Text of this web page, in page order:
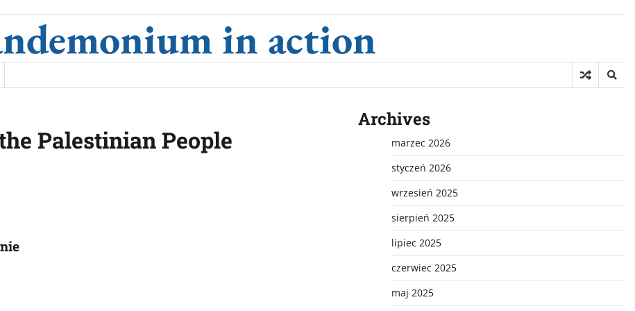
in action
Palestinian People
Archives
marzec 2026
styczeń 2026
wrzesień 2025
sierpień 2025
lipiec 2025
czerwiec 2025
maj 2025